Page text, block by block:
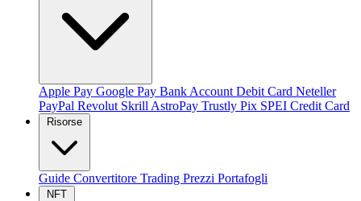
Apple Pay Google Pay Bank Account Debit Card Neteller
PayPal Revolut Skrill AstroPay Trustly Pix SPEI Credit Card
Risorse
Guide Convertitore Trading Prezzi Portafogli
NFT